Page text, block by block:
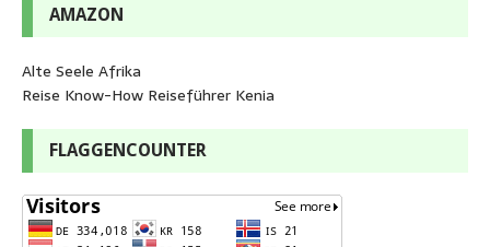
AMAZON
Alte Seele Afrika
Reise Know-How Reiseführer Kenia
FLAGGENCOUNTER